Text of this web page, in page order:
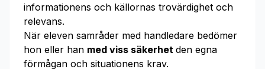
informationens och källornas trovärdighet och
relevans.
När eleven samråder med handledare bedömer
hon eller han med viss säkerhet den egna
förmågan och situationens krav.